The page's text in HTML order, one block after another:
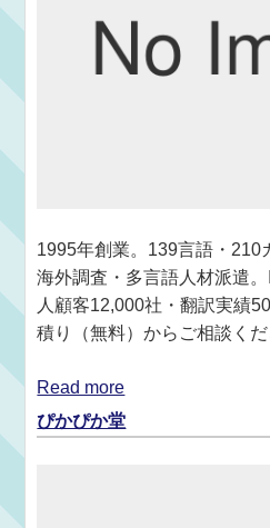
1995年創業。139言語・210
海外調査・多言語人材派遣
人顧客12,000社・翻訳実績
積り（無料）からご相談くだ
Read more
ぴかぴか堂